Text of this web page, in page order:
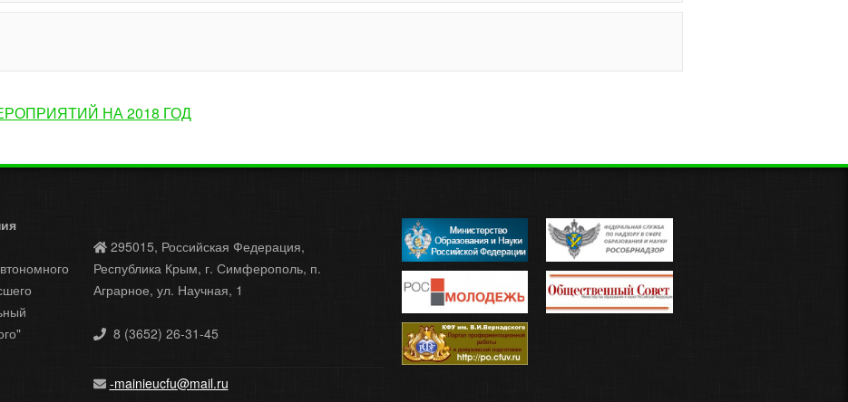
НА 2018 ГОД
295015, Российская Федерация,
Республика Крым, г. Симферополь, п.
Аграрное, ул. Научная, 1
8 (3652) 26-31-45
-mainieucfu@mail.ru